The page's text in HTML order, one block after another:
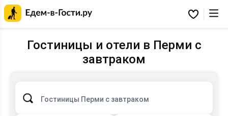
Избранное
Гостиницы и отели в Перми с
завтраком
Гостиницы Перми с завтраком